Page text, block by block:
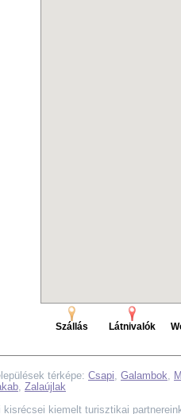
Szállás Látnivalók
térképe: Csapi, Galambok,
, Zalaújlak
kisrécsei kiemelt turisztikai